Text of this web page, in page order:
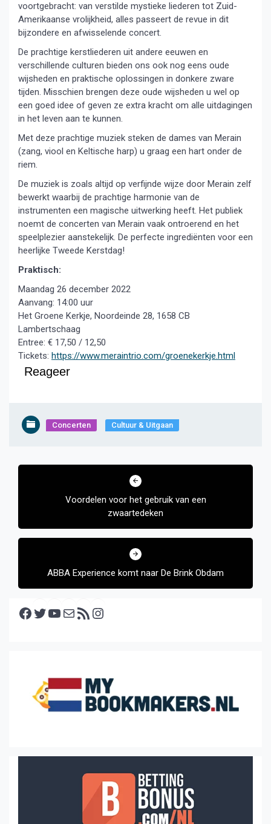
voortgebracht: van verstilde mystieke liederen tot Zuid-
Amerikaanse vrolijkheid, alles passeert de revue in dit
bijzondere en afwisselende concert.
De prachtige kerstliederen uit andere eeuwen en
verschillende culturen bieden ons ook nog eens oude
wijsheden en praktische oplossingen in donkere zware
tijden. Misschien brengen deze oude wijsheden u wel op
een goed idee of geven ze extra kracht om alle uitdagingen
in het leven aan te kunnen.
Met deze prachtige muziek steken de dames van Merain
(zang, viool en Keltische harp) u graag een hart onder de
riem.
De muziek is zoals altijd op verfijnde wijze door Merain zelf
bewerkt waarbij de prachtige harmonie van de
instrumenten een magische uitwerking heeft. Het publiek
noemt de concerten van Merain vaak ontroerend en het
speelplezier aanstekelijk. De perfecte ingrediënten voor een
heerlijke Tweede Kerstdag!
Praktisch:
Maandag 26 december 2022
Aanvang: 14:00 uur
Het Groene Kerkje, Noordeinde 28, 1658 CB
Lambertschaag
Entree: € 17,50 / 12,50
Tickets: https://www.meraintrio.com/groenekerkje.html
Reageer
Concerten Cultuur & Uitgaan
Bericht
Voordelen voor het gebruik van een
zwaartedeken
ABBA Experience komt naar De Brink Obdam
Facebook Twitter YouTube E-mail RSS feed